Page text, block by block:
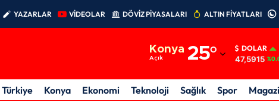
YAZARLAR VİDEOLAR DÖVİZ PİYASALARI ALTIN FİYATLARI
Konya
Açık 25°
Adıyaman
Afyonkarahisar
DOLAR
47,5915
Türkiye Konya Ekonomi Teknoloji Sağlık Spor